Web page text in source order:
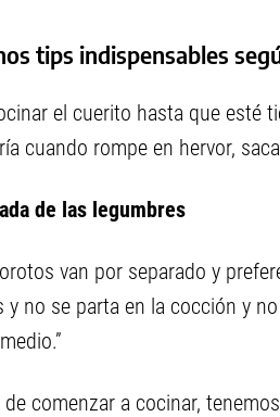
tips indispensables
el cuerito hasta que esté
cuando rompe en hervor,
de las legumbres
van por separado y
y no se parta en la cocción y
de comenzar a cocinar,